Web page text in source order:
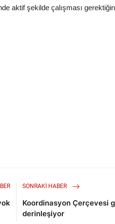
aktif şekilde çalışması
SONRAKI HABER
Koordinasyon Çerçevesi
derinleşiyor